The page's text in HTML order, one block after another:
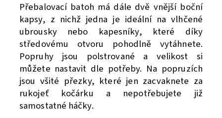
Přebalovací batoh má dále dvě vnější boční
kapsy, z nichž jedna je ideální na vlhčené
ubrousky nebo kapesníky, které díky
středovému otvoru pohodlně vytáhnete.
Popruhy jsou polstrované a velikost si
můžete nastavit dle potřeby. Na popruzích
jsou všité přezky, které jen zacvaknete za
rukojeť kočárku a nepotřebujete již
samostatné háčky.